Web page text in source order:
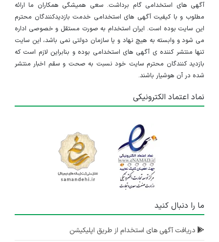
آگهی های استخدامی گام برداشت. سعی همیشگی همکاران ما ارائه
مطلوب و با کیفیت آگهی های استخدامی خدمت بازدیدکنندگان محترم
این سایت بوده است. ایران استخدام به صورت مستقل و خصوصی اداره
می شود و وابسته به هیچ نهاد و یا سازمان دولتی نمی باشد، این سایت
تنها منتشر کننده ی آگهی های استخدامی بوده و بنابراین لازم است که
بازدید کنندگان محترم سایت خود نسبت به صحت و سقم اخبار منتشر
شده در آن هوشیار باشند.
نماد اعتماد الکترونیکی
ما را دنبال کنید
دریافت آگهی های استخدام از طریق اپلیکیشن